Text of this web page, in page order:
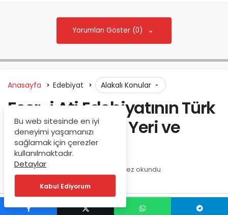
Yorumları Göster (0)
Anasayfa Edebiyat Alakalı Konular
Fecr-i Ati Edebiyatının Türk
Edebiyatındaki Yeri ve
Önemi
Sen de Yaz 157 kez okundu
0
Bu web sitesinde en iyi
deneyimi yaşamanızı
sağlamak için çerezler
kullanılmaktadır.
Detaylar
Kabul Ediyorum